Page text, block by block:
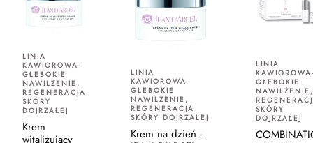
LINIA
KAWIOROWA-
GŁEBOKIE
NAWILŻENIE,
REGENERACJA
SKÓRY
DOJRZAŁEJ
Krem
witalizujący
LINIA
KAWIOROWA-
GŁEBOKIE
NAWILŻENIE,
REGENERACJA
SKÓRY DOJRZAŁEJ
Krem na dzień -
LINIA
GŁEBOKIE
NAWILŻENIE,
SKÓRY
DOJRZAŁEJ